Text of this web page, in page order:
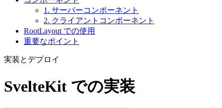
1. サーバーコンポーネント
2. クライアントコンポーネント
RootLayout での使用
重要なポイント
実装とデプロイ
SvelteKit での実装